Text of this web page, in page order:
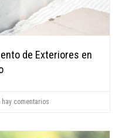
de Exteriores en
hay comentarios